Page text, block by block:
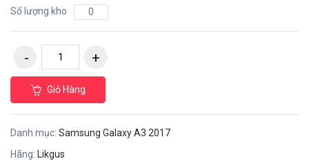
Số lượng kho
0
Giỏ Hàng
Danh mục: Samsung Galaxy A3 2017
Hãng: Likgus